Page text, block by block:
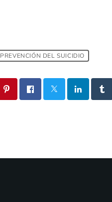
PREVENCIÓN DEL SUICIDIO